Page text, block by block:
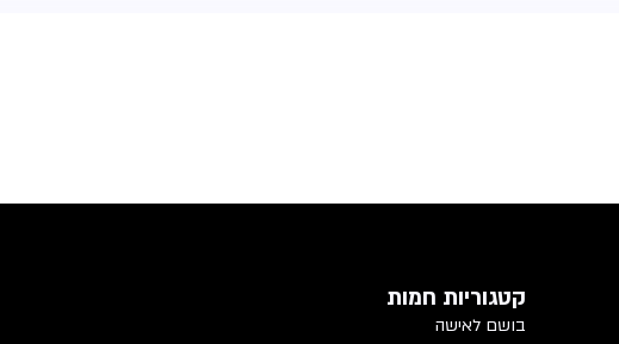
קטגוריות חמות
בושם לאישה